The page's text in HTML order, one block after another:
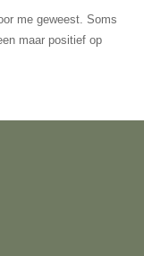
me geweest. Soms
maar positief op